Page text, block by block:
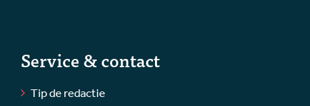
Service & contact
Tip de redactie